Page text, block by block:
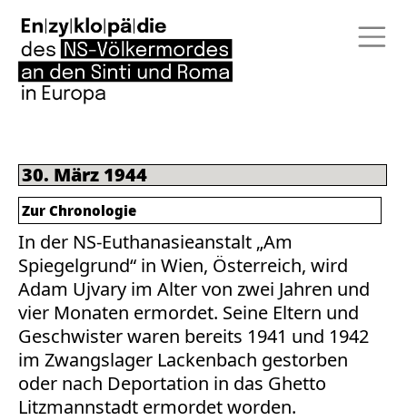
30. März 1944
In der NS-Euthanasieanstalt „Am
Spiegelgrund“ in Wien, Österreich, wird
Adam Ujvary im Alter von zwei Jahren und
vier Monaten ermordet. Seine Eltern und
Geschwister waren bereits 1941 und 1942
im Zwangslager Lackenbach gestorben
oder nach Deportation in das Ghetto
Litzmannstadt ermordet worden.
Zur Chronologie